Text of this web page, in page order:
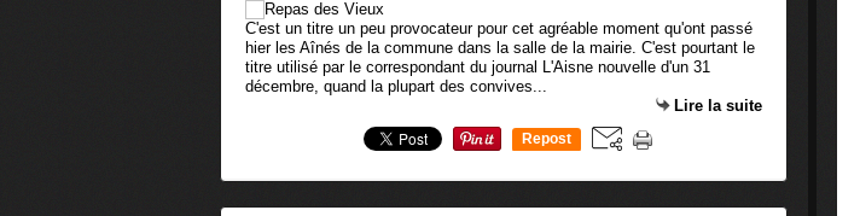
C'est un titre un peu provocateur pour cet agréable moment qu'ont passé
hier les Aînés de la commune dans la salle de la mairie. C'est pourtant le
titre utilisé par le correspondant du journal L'Aisne nouvelle d'un 31
décembre, quand la plupart des convives...
Lire la suite
Repost